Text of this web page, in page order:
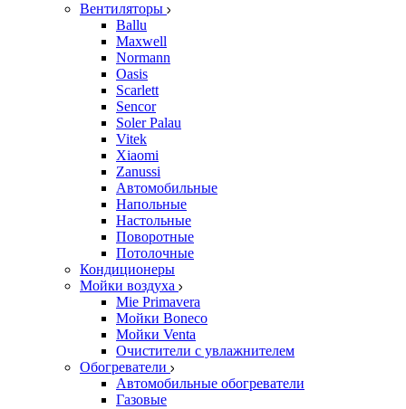
Вентиляторы
Ballu
Maxwell
Normann
Oasis
Scarlett
Sencor
Soler Palau
Vitek
Xiaomi
Zanussi
Автомобильные
Напольные
Настольные
Поворотные
Потолочные
Кондиционеры
Мойки воздуха
Mie Primavera
Мойки Boneco
Мойки Venta
Очистители с увлажнителем
Обогреватели
Автомобильные обогреватели
Газовые